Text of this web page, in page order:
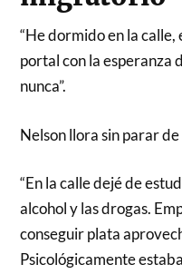
“He dormido en la calle,
portal con la esperanza
nunca”.
Nelson llora sin parar
“En la calle dejé de
alcohol y las drogas.
conseguir plata
Psicológicamente